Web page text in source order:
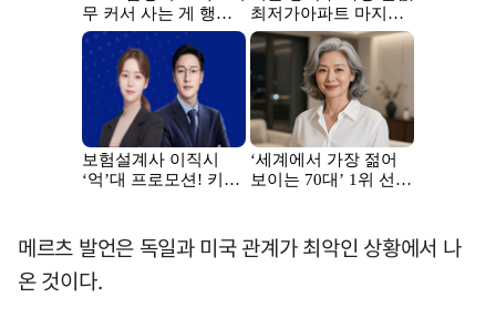
메르츠 발언은 독일과 미국 관계가 최악인 상황에서 나
온 것이다.